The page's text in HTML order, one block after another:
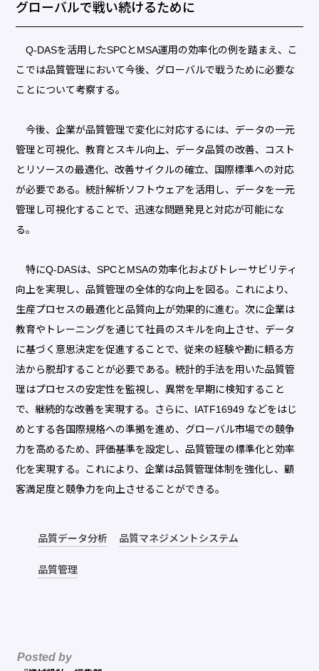
グローバルで戦い続けるために
Q-DASを活用したSPCとMSA運用の効率化の例を踏まえ、こ
こでは品質管理において今後、グローバルで戦うために必要な
ことについて考察する。
今後、企業が品質管理で変化に対応するには、データの一元
管理と可視化、教育とスキル向上、データ品質の改善、コスト
とリソースの最適化、改善サイクルの確立、国際標準への対応
が必要である。統計解析ソフトウェアを活用し、データを一元
管理し可視化することで、迅速な問題発見と対応が可能にな
る。
特にQ-DASは、SPCとMSAの効率化およびトレーサビリティ
向上を実現し、品質管理の全体的な向上を図る。これにより、
生産プロセスの最適化と品質向上が効果的に進む。次に企業は
教育やトレーニングを通じて社員のスキルを向上させ、データ
に基づく意思決定を促進することで、従来の経験や勘に頼る方
法から脱却することが必要である。統計的手法を用いた品質管
理はプロセスの安定性を監視し、異常を早期に検知すること
で、継続的な改善を実現する。さらに、IATF16949 などをはじ
めとする各国際規格への準拠を進め、グローバル市場での競争
力を高めるため、評価基準を設定し、品質管理の標準化と効率
化を実現する。これにより、企業は品質管理体制を強化し、顧
客満足度と競争力を向上させることができる。
品質データ分析 品質マネジメントシステム
品質管理
Posted by